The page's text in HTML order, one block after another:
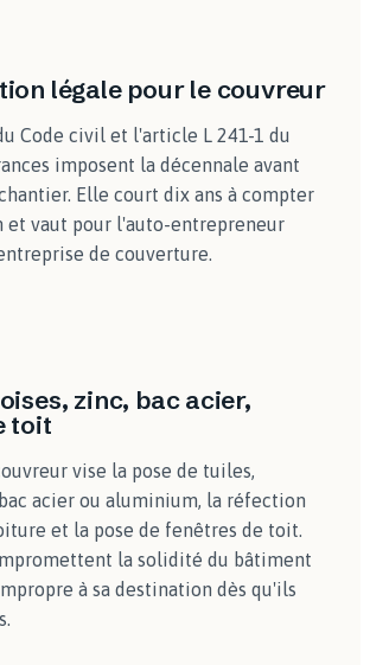
légale pour le couvreur
Code civil et l'article L 241-1 du
imposent la décennale avant
Elle court dix ans à compter
et vaut pour l'auto-entrepreneur
de couverture.
zinc, bac acier,
toit
vise la pose de tuiles,
acier ou aluminium, la réfection
et la pose de fenêtres de toit.
la solidité du bâtiment
à sa destination dès qu'ils